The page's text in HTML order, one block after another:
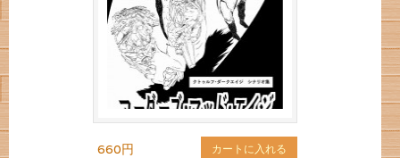
660円 カートに入れる